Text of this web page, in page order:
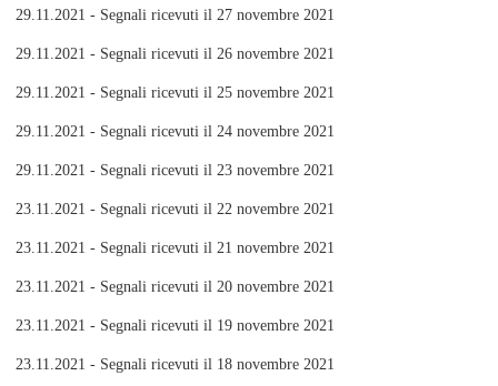
29.11.2021 - Segnali ricevuti il 27 novembre 2021
29.11.2021 - Segnali ricevuti il 26 novembre 2021
29.11.2021 - Segnali ricevuti il 25 novembre 2021
29.11.2021 - Segnali ricevuti il 24 novembre 2021
29.11.2021 - Segnali ricevuti il 23 novembre 2021
23.11.2021 - Segnali ricevuti il 22 novembre 2021
23.11.2021 - Segnali ricevuti il 21 novembre 2021
23.11.2021 - Segnali ricevuti il 20 novembre 2021
23.11.2021 - Segnali ricevuti il 19 novembre 2021
23.11.2021 - Segnali ricevuti il 18 novembre 2021